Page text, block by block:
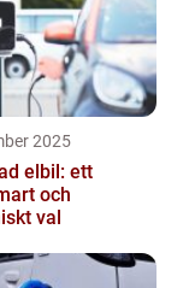
2025
elbil: ett
och
val